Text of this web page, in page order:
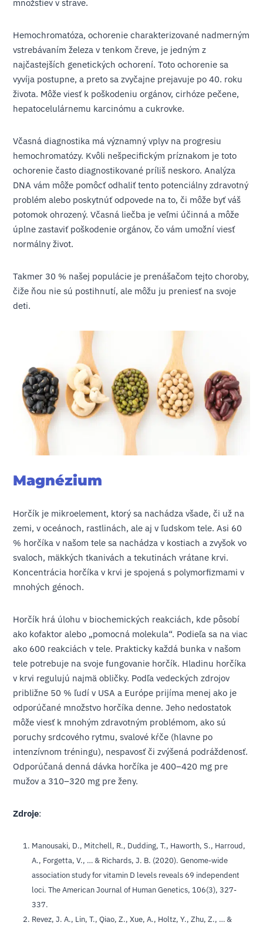
množstiev v strave.
Hemochromatóza, ochorenie charakterizované nadmerným
vstrebávaním železa v tenkom čreve, je jedným z
najčastejších genetických ochorení. Toto ochorenie sa
vyvíja postupne, a preto sa zvyčajne prejavuje po 40. roku
života. Môže viesť k poškodeniu orgánov, cirhóze pečene,
hepatocelulárnemu karcinómu a cukrovke.
Včasná diagnostika má významný vplyv na progresiu
hemochromatózy. Kvôli nešpecifickým príznakom je toto
ochorenie často diagnostikované príliš neskoro. Analýza
DNA vám môže pomôcť odhaliť tento potenciálny zdravotný
problém alebo poskytnúť odpovede na to, či môže byť váš
potomok ohrozený. Včasná liečba je veľmi účinná a môže
úplne zastaviť poškodenie orgánov, čo vám umožní viesť
normálny život.
Takmer 30 % našej populácie je prenášačom tejto choroby,
čiže ňou nie sú postihnutí, ale môžu ju preniesť na svoje
deti.
Magnézium
Horčík je mikroelement, ktorý sa nachádza všade, či už na
zemi, v oceánoch, rastlinách, ale aj v ľudskom tele. Asi 60
% horčíka v našom tele sa nachádza v kostiach a zvyšok vo
svaloch, mäkkých tkanivách a tekutinách vrátane krvi.
Koncentrácia horčíka v krvi je spojená s polymorfizmami v
mnohých génoch.
Horčík hrá úlohu v biochemických reakciách, kde pôsobí
ako kofaktor alebo „pomocná molekula“. Podieľa sa na viac
ako 600 reakciách v tele. Prakticky každá bunka v našom
tele potrebuje na svoje fungovanie horčík. Hladinu horčíka
v krvi regulujú najmä obličky. Podľa vedeckých zdrojov
približne 50 % ľudí v USA a Európe prijíma menej ako je
odporúčané množstvo horčíka denne. Jeho nedostatok
môže viesť k mnohým zdravotným problémom, ako sú
poruchy srdcového rytmu, svalové kŕče (hlavne po
intenzívnom tréningu), nespavosť či zvýšená podráždenosť.
Odporúčaná denná dávka horčíka je 400–420 mg pre
mužov a 310–320 mg pre ženy.
Zdroje:
Manousaki, D., Mitchell, R., Dudding, T., Haworth, S., Harroud,
A., Forgetta, V., … & Richards, J. B. (2020). Genome-wide
association study for vitamin D levels reveals 69 independent
loci. The American Journal of Human Genetics, 106(3), 327-
337.
Revez, J. A., Lin, T., Qiao, Z., Xue, A., Holtz, Y., Zhu, Z., … &